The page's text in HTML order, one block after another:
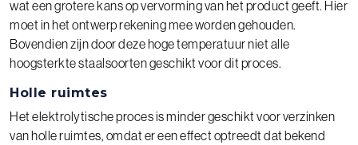
wat een grotere kans op vervorming van het product geeft. Hier
moet in het ontwerp rekening mee worden gehouden.
Bovendien zijn door deze hoge temperatuur niet alle
hoogsterkte staalsoorten geschikt voor dit proces.
Holle ruimtes
Het elektrolytische proces is minder geschikt voor verzinken
van holle ruimtes, omdat er een effect optreedt dat bekend